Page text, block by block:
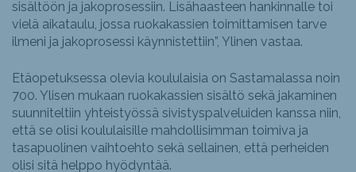
sisältöön ja jakoprosessiin. Lisähaasteen hankinnalle toi
vielä aikataulu, jossa ruokakassien toimittamisen tarve
ilmeni ja jakoprosessi käynnistettiin”, Ylinen vastaa.
Etäopetuksessa olevia koululaisia on Sastamalassa noin
700. Ylisen mukaan ruokakassien sisältö sekä jakaminen
suunniteltiin yhteistyössä sivistyspalveluiden kanssa niin,
että se olisi koululaisille mahdollisimman toimiva ja
tasapuolinen vaihtoehto sekä sellainen, että perheiden
olisi sitä helppo hyödyntää.